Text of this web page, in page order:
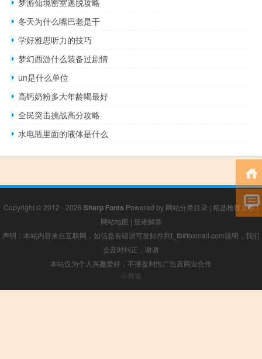
冬天为什么嘴巴老是干
学好雅思听力的技巧
梦幻西游什么装备过剧情
un是什么单位
高钙奶粉多大年龄喝最好
全民突击挑战高分攻略
水电瓶里面的液体是什么
Copyright © 2012 - 2026 Sharp Fonts Powered by 网站分类目录 | 精选推荐文章|
网站地图 | 疑难解答
声明：本站内容来自互联网，如信息有错误可发邮件到f_fb#foxmail.com说明，我们
会及时纠正，谢谢
本站仅为个人兴趣爱好，不接盈利性广告及商业合作
小男孩